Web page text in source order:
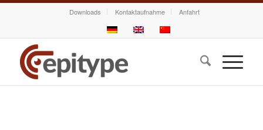
Downloads Kontaktaufnahme Anfahrt